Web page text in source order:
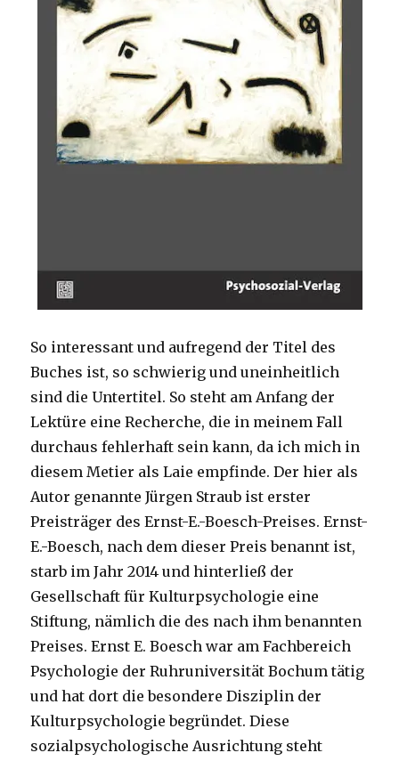
So interessant und aufregend der Titel des
Buches ist, so schwierig und uneinheitlich
sind die Untertitel. So steht am Anfang der
Lektüre eine Recherche, die in meinem Fall
durchaus fehlerhaft sein kann, da ich mich in
diesem Metier als Laie empfinde. Der hier als
Autor genannte Jürgen Straub ist erster
Preisträger des Ernst-E.-Boesch-Preises. Ernst-
E.-Boesch, nach dem dieser Preis benannt ist,
starb im Jahr 2014 und hinterließ der
Gesellschaft für Kulturpsychologie eine
Stiftung, nämlich die des nach ihm benannten
Preises. Ernst E. Boesch war am Fachbereich
Psychologie der Ruhruniversität Bochum tätig
und hat dort die besondere Disziplin der
Kulturpsychologie begründet. Diese
sozialpsychologische Ausrichtung steht